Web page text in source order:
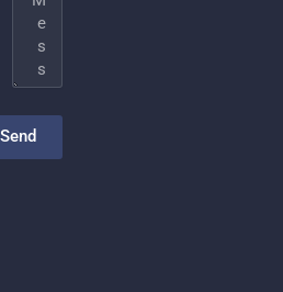
والدولة
ما بعد
الدولة:
أعادت
الحرب
Send